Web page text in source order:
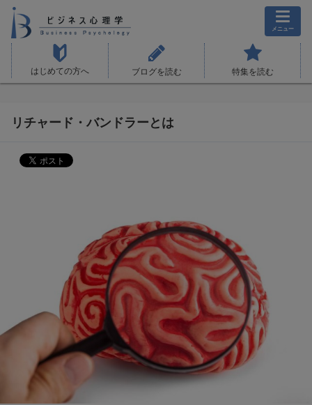
メニュー
はじめての方へ ブログを読む 特集を読む
リチャード・バンドラーとは